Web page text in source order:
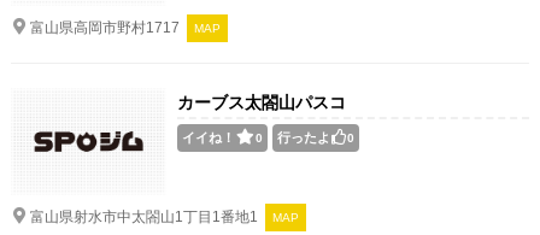
富山県高岡市野村1717 MAP
カーブス太閤山パスコ
イイね！ 0 行ったよ 0
富山県射水市中太閤山1丁目1番地1 MAP